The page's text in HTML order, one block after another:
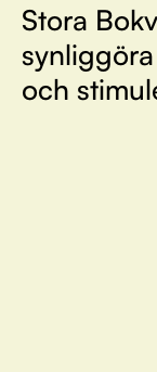
Stora
och